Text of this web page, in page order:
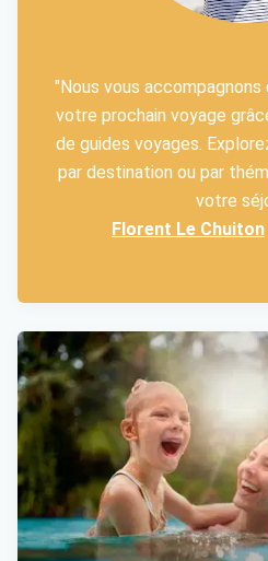
"Nous vous
votre prochain voyage
de guides voyages.
par destination ou par
votre
Florent Le Chuiton